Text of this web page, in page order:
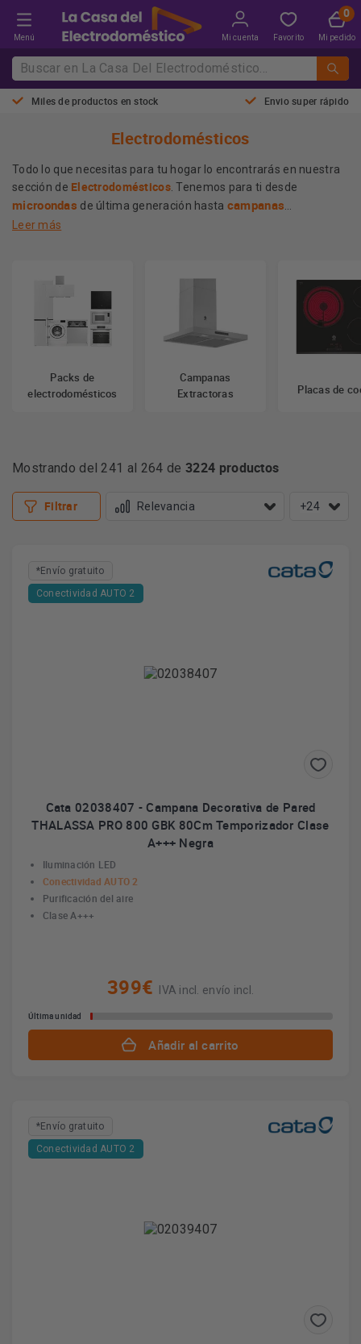
Menú Mi cuenta Favorito Mi pedido
Miles de productos en stock Envio super rápido
Electrodomésticos
Todo lo que necesitas para tu hogar lo encontrarás en nuestra
sección de Electrodomésticos. Tenemos para ti desde
microondas de última generación hasta campanas
extractoras eficientes
producto. Además, ofrecemos los precios más competitivos
para que equipes tu hogar sin sacrificar tu economía. En
La
Casa del Electrodoméstico
hacemos que la tecnología sea
accesible para todos.
Leer más
Packs de
electrodomésticos
Campanas
Extractoras
Placas de
Mostrando del 241 al 264 de 3224 productos
Filtrar +24
*Envío gratuito
Conectividad AUTO 2
Cata 02038407 - Campana Decorativa de Pared
THALASSA PRO 800 GBK 80Cm Temporizador Clase
A+++ Negra
Iluminación LED
Conectividad AUTO 2
Purificación del aire
Clase A+++
399€ IVA incl. envío incl.
Última unidad
Añadir al carrito
*Envío gratuito
Conectividad AUTO 2